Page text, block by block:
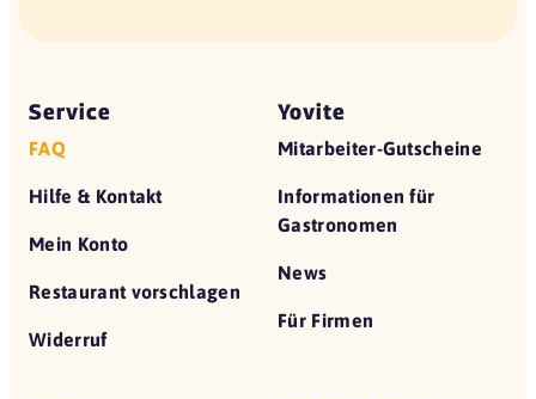
Service
FAQ
Hilfe & Kontakt
Mein Konto
Restaurant vorschlagen
Widerruf
Yovite
Mitarbeiter-Gutscheine
Informationen für
Gastronomen
News
Für Firmen